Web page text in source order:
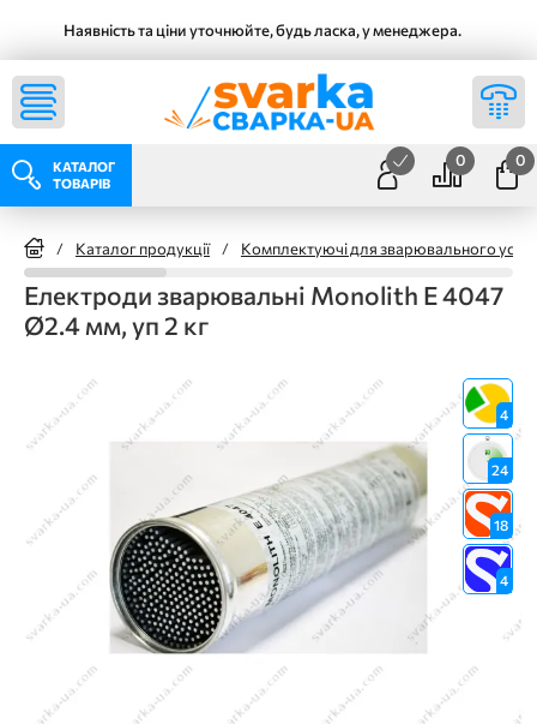
Наявність та ціни уточнюйте, будь ласка, у менеджера.
КАТАЛОГ
ТОВАРІВ
0 0
/ Каталог продукції / Комплектуючі для зварювального
Електроди зварювальні Monolith E 4047
Ø2.4 мм, уп 2 кг
4
24
18
4